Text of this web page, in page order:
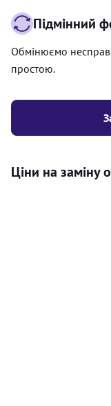
Підмінний
Обмінюємо
простою.
Ціни на заміну